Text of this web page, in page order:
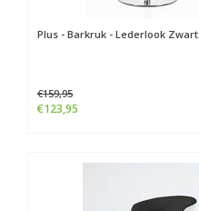
Plus - Barkruk - Lederlook Zwart
€159,95
€123,95